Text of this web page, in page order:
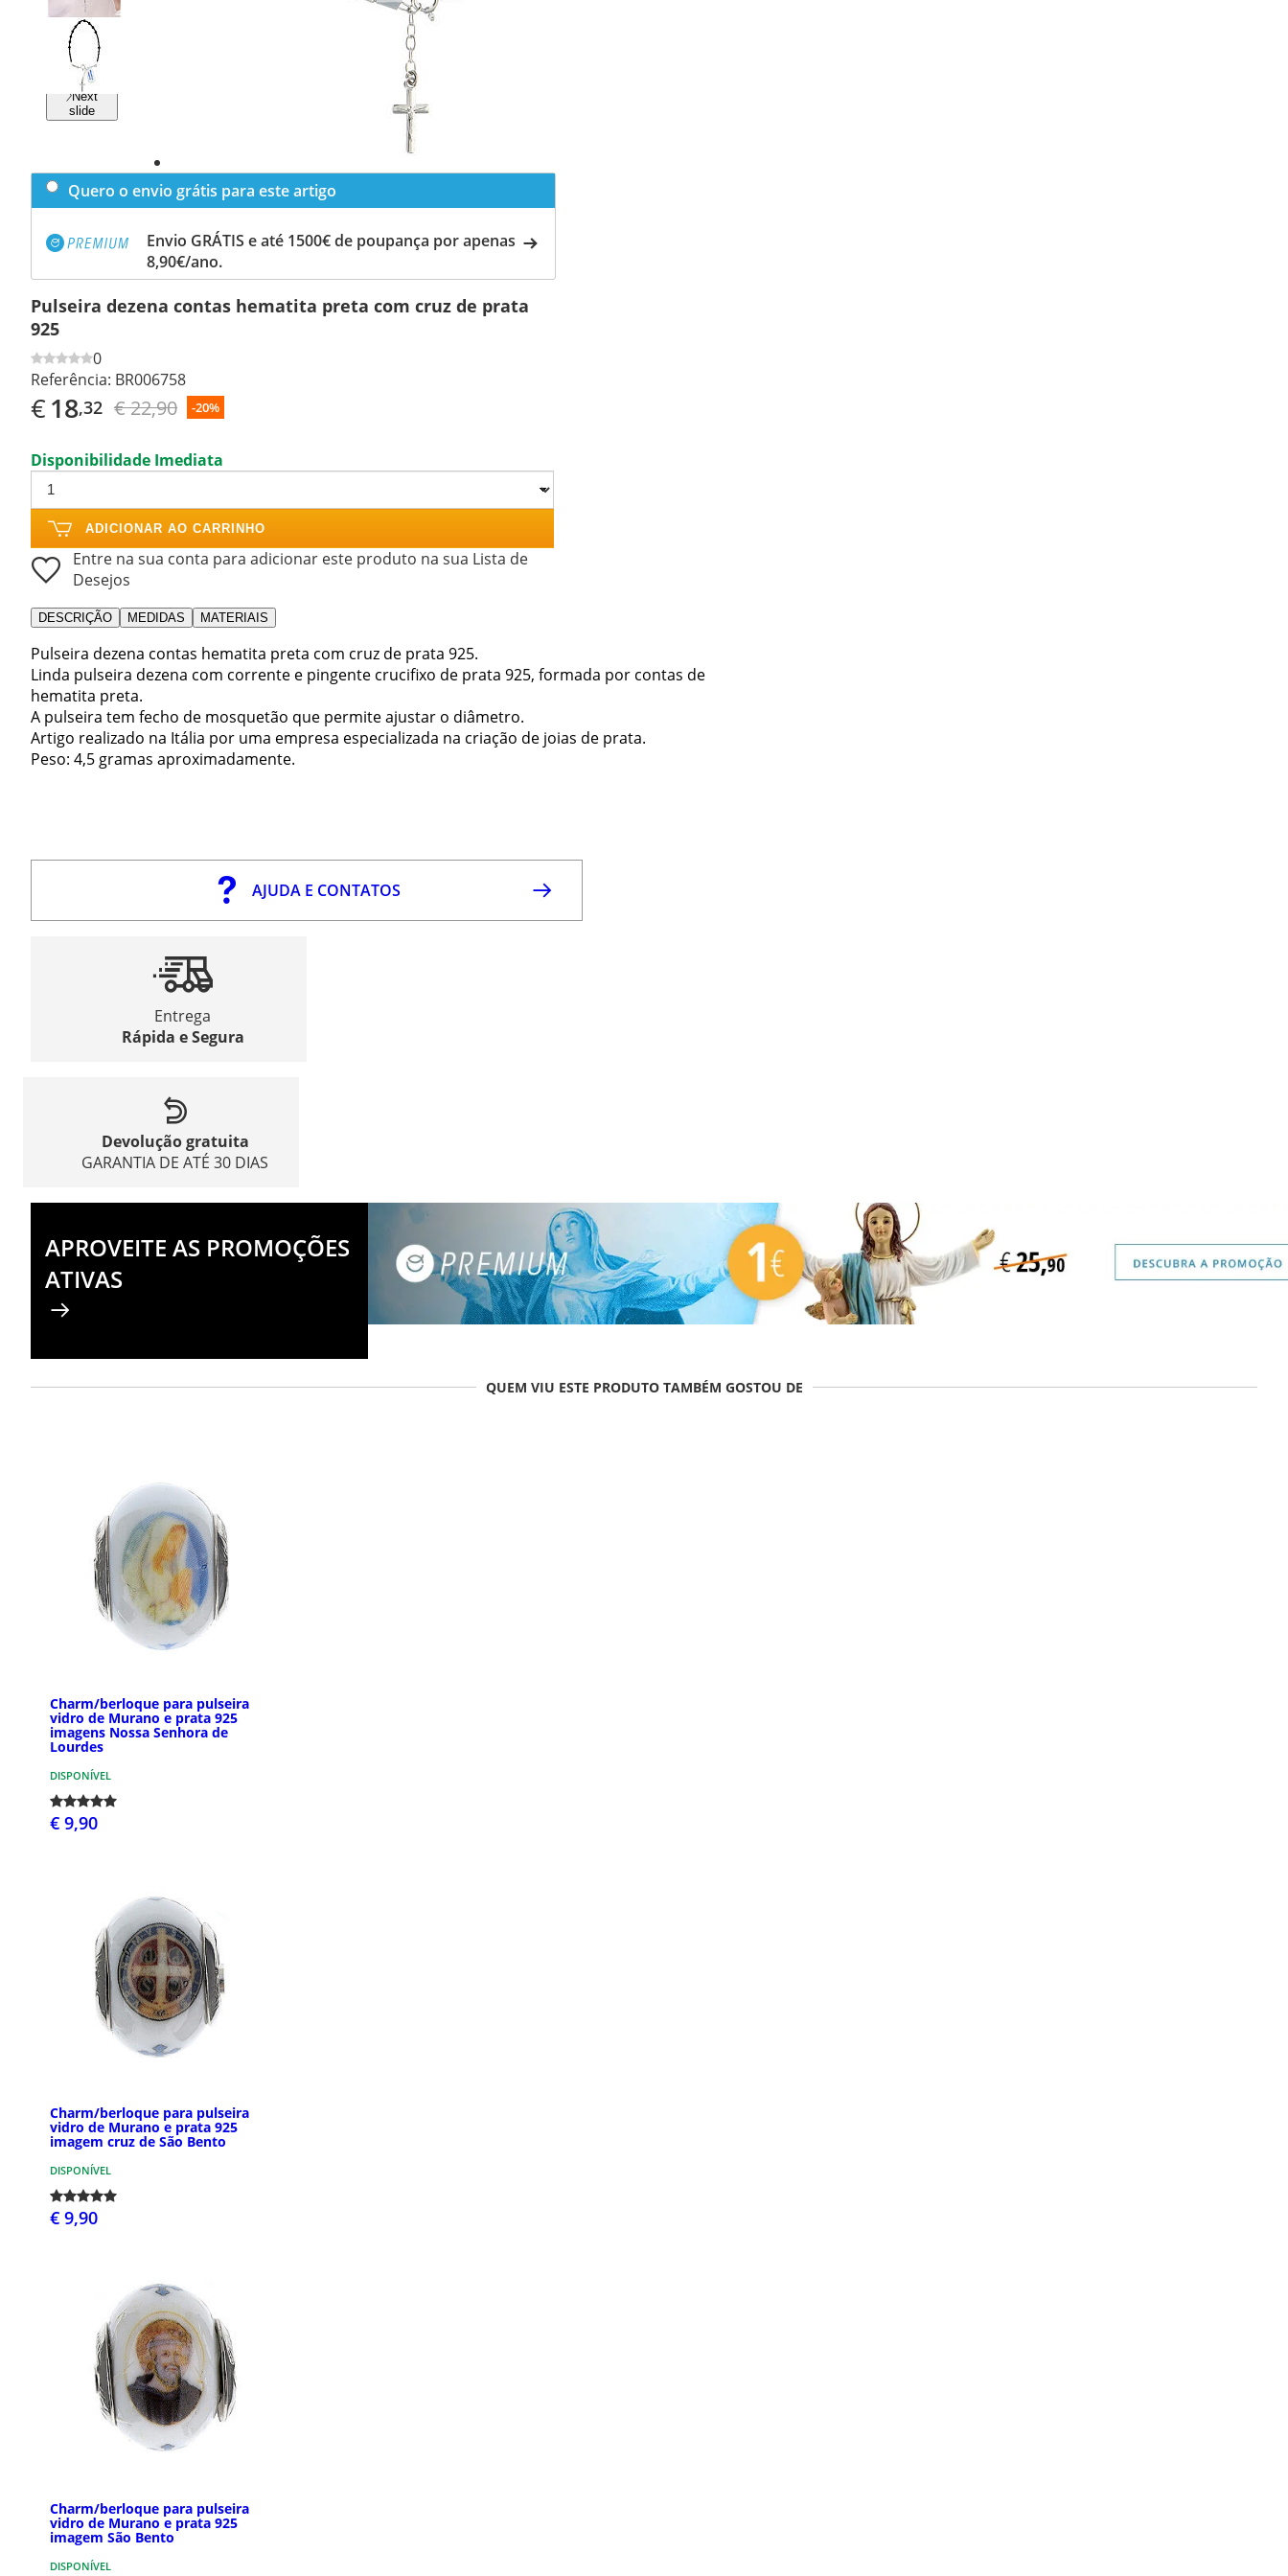
Previous
slide
Next
slide
Quero o envio grátis para este artigo
Envio GRÁTIS e até 1500€ de poupança por apenas
8,90€/ano.
Pulseira dezena contas hematita preta com cruz de prata
925
0
Referência: BR006758
€18,32 € 22,90 -20%
Disponibilidade Imediata
ADICIONAR AO CARRINHO
Entre na sua conta para adicionar este produto na sua Lista de
Desejos
DESCRIÇÃO MEDIDAS MATERIAIS
Pulseira dezena contas hematita preta com cruz de prata 925.
Linda pulseira dezena com corrente e pingente crucifixo de prata 925, formada por contas de
hematita preta.
A pulseira tem fecho de mosquetão que permite ajustar o diâmetro.
Artigo realizado na Itália por uma empresa especializada na criação de joias de prata.
Peso: 4,5 gramas aproximadamente.
AJUDA E CONTATOS
Entrega
Rápida e Segura
Devolução gratuita
GARANTIA DE ATÉ 30 DIAS
APROVEITE AS PROMOÇÕES
ATIVAS
QUEM VIU ESTE PRODUTO TAMBÉM GOSTOU DE
Charm/berloque para pulseira
vidro de Murano e prata 925
imagens Nossa Senhora de
Lourdes
DISPONÍVEL
€ 9,90
Charm/berloque para pulseira
vidro de Murano e prata 925
imagem cruz de São Bento
DISPONÍVEL
€ 9,90
Charm/berloque para pulseira
vidro de Murano e prata 925
imagem São Bento
DISPONÍVEL